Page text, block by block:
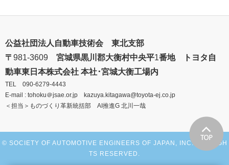
公益社団法人自動車技術会 東北支部
〒 981‐3609 宮城県黒川郡大衡村中央平1番地 トヨタ自
動車東日本株式会社 本社･宮城大衡工場内
TEL 090-6279-4443
E-mail : tohoku＠jsae.or.jp kazuya.kitagawa@toyota-ej.co.jp
＜担当＞ものづくり革新統括部 AI 推進G 北川一哉
© SOCIETY OF AUTOMOTIVE ENGINEERS OF JAPAN, INC. ALL RIGH
TS RESERVED.